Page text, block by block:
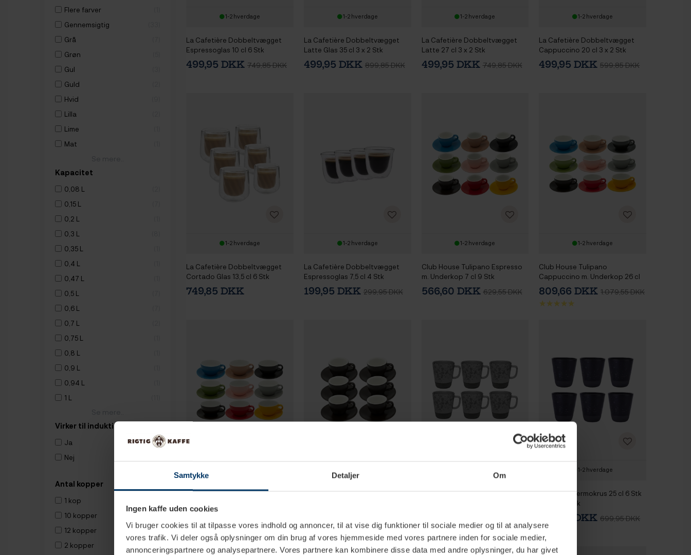
Samtykke Detaljer Om
Ingen kaffe uden cookies
Vi bruger cookies til at tilpasse vores indhold og annoncer, til at vise dig funktioner til sociale medier og til at analysere
vores trafik. Vi deler også oplysninger om din brug af vores hjemmeside med vores partnere inden for sociale medier,
annonceringspartnere og analysepartnere. Vores partnere kan kombinere disse data med andre oplysninger, du har givet
Flere farver
Gennemsigtig
Grå
Grøn
Gul
Guld
Hvid
Lilla
Lime
Mat
Kapacitet
0,08 L
0,15 L
0,2 L
0,3 L
0,35 L
0,4 L
0,47 L
0,5 L
0,6 L
0,7 L
0,75 L
0,8 L
0,9 L
0,94 L
1 L
Virker til induktion
Ja
12
Nej
Antal kopper
1 kop
10 kopper
12 kopper
1
2 kopper
1-2 hverdage
La Cafetière Dobbeltvægget
Espressoglas 10 cl 6 Stk
499,95 DKK 749,85 DKK
1-2 hverdage
La Cafetière Dobbeltvægget
Latte Glas 35 cl 3 x 2 Stk
499,95 DKK 899,85 DKK
1-2 hverdage
La Cafetière Dobbeltvægget
Latte 27 cl 3 x 2 Stk
499,95 DKK 749,85 DKK
1-2 hverdage
La Cafetière Dobbeltvægget
Cappuccino 20 cl 3 x 2 Stk
499,95 DKK599,85 DKK
1-2 hverdage
La Cafetière Dobbeltvægget
Cortado Glas 13,5 cl 6 Stk
749,85 DKK
1-2 hverdage
La Cafetière Dobbeltvægget
Espressoglas 7,5 cl 4 Stk
199,95 DKK 299,95 DKK
1-2 hverdage
Club House Tulipano Espresso
m. Underkop 7 cl 9 Stk
566,60 DKK 629,55 DKK
1-2 hverdage
Club House Tulipano
Cappuccino m. Underkop 26 cl
9 Stk
809,66 DKK1.079,55 DKK
Club House Tulipano Latte m.
Club House Tulipano Espresso
Aida RAW Krus m. Hank 30 cl 6
1-2 hverdage
Aida RAW Termokrus 25 cl 6 Stk
Nordic Black
299,95 DKK699,95 DKK